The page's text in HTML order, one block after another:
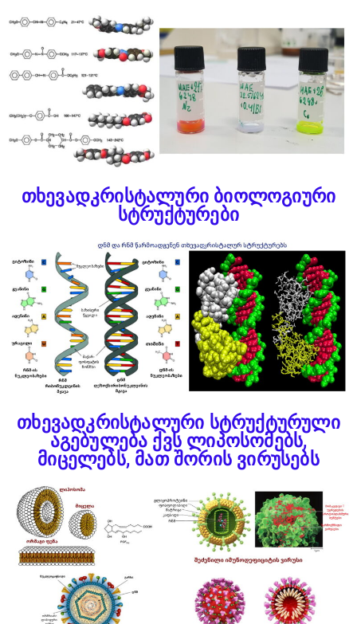
თხევადკრისტალური ბიოლოგიური
სტრუქტურები
თხევადკრისტალური სტრუქტურული
აგებულება ქვს ლიპოსომებს,
მიცელებს, მათ შორის ვირუსებს